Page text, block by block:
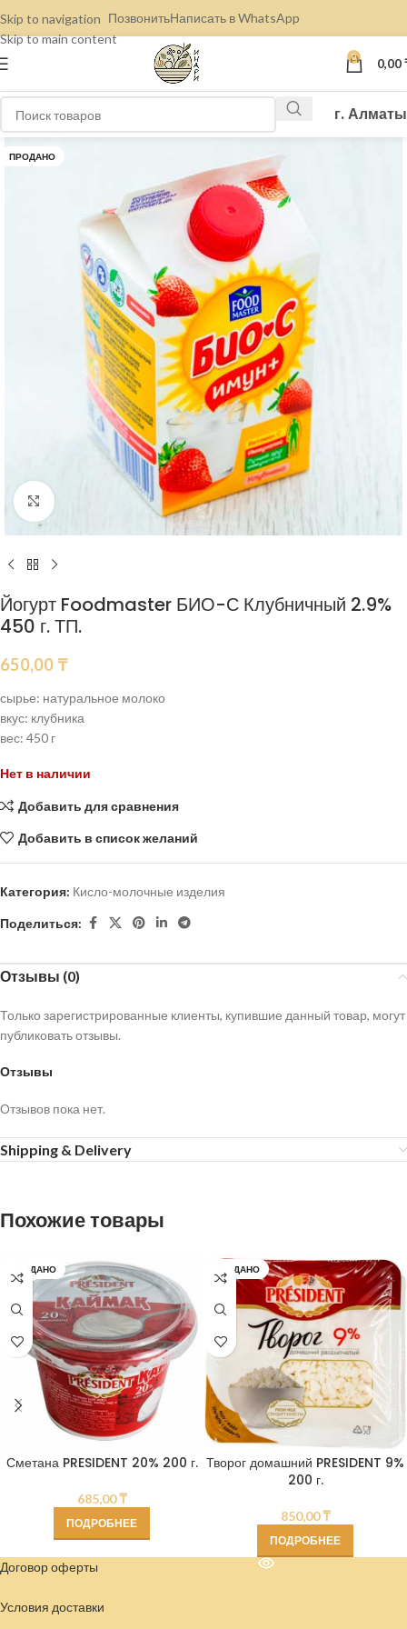
Skip to navigation
Skip to main content
ПозвонитьНаписать в WhatsApp
0 0,00
г. Алматы
ПРОДАНО
Нажмите, чтобы увеличить
Йогурт Foodmaster БИО-С Клубничный 2.9%
450 г. ТП.
650,00 ₸
сырье: натуральное молоко
вкус: клубника
вес: 450 г
Нет в наличии
Добавить для сравнения
Добавить в список желаний
Категория: Кисло-молочные изделия
Поделиться:
Отзывы (0)
Отзывы
Отзывов пока нет.
Только зарегистрированные клиенты, купившие данный товар, могут
публиковать отзывы.
Shipping & Delivery
Похожие товары
ПРОДАНО
Сметана PRESIDENT 20% 200 г.
685,00₸
ПОДРОБНЕЕ
ПРОДАНО
Творог домашний PRESIDENT 9%
200 г.
850,00₸
ПОДРОБНЕЕ
Договор оферты
Условия доставки